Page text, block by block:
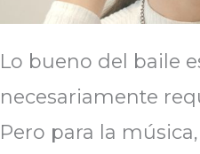
Lo bueno del baile
necesariamente
Pero para la